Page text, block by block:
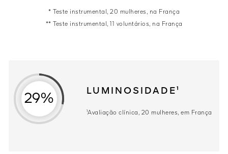
* Teste instrumental, 20 mulheres, na França
** Teste instrumental, 11 voluntários, na França
29%
LUMINOSIDADE¹
¹Avaliação clínica, 20 mulheres, em França